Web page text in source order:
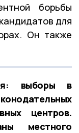
борьбы
для
Он также
выборы в
центров.
местного